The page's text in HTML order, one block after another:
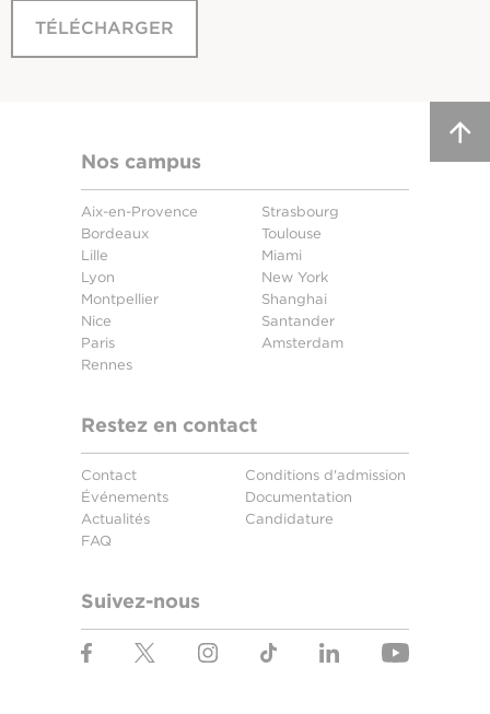
TÉLÉCHARGER
Nos campus
Aix-en-Provence
Bordeaux
Lille
Lyon
Montpellier
Nice
Paris
Rennes
Strasbourg
Toulouse
Miami
New York
Shanghai
Santander
Amsterdam
Restez en contact
Contact
Événements
Actualités
FAQ
Conditions d'admission
Documentation
Candidature
Suivez-nous